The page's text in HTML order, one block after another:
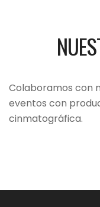
Colaboramos con
eventos con
cinmatográfica.